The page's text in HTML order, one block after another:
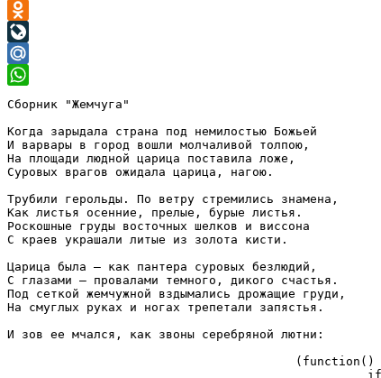
VK
Odnoklassniki
LiveJournal
Mail.Ru
WhatsApp
Сборник "Жемчуга"
Когда зарыдала страна под немилостью Божьей
И варвары в город вошли молчаливой толпою,
На площади людной царица поставила ложе,
Суровых врагов ожидала царица, нагою.
Трубили герольды. По ветру стремились знамена,
Как листья осенние, прелые, бурые листья.
Роскошные груды восточных шелков и виссона
С краев украшали литые из золота кисти.
Царица была — как пантера суровых безлюдий,
С глазами — провалами темного, дикого счастья.
Под сеткой жемчужной вздымались дрожащие груди,
На смуглых руках и ногах трепетали запястья.
И зов ее мчался, как звоны серебряной лютни: